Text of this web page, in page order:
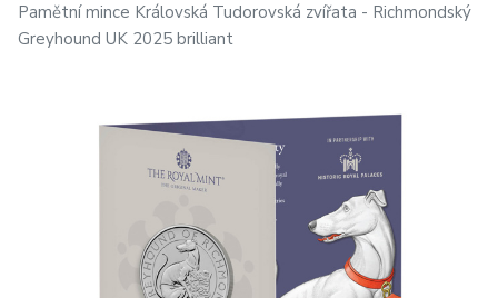
Pamětní mince Královská Tudorovská zvířata - Richmondský
Greyhound UK 2025 brilliant